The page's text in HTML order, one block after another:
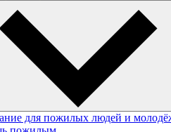
для пожилых людей и